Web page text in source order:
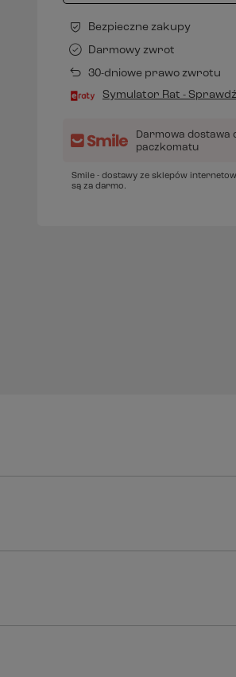
Bezpieczne zakupy
Darmowy zwrot
30-dniowe prawo zwrotu
Symulator Rat - Sprawdź
Darmowa dostawa
paczkomatu
Smile - dostawy ze sklepów
są za darmo.